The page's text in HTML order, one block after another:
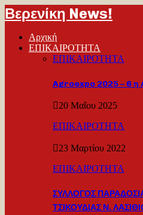
Βερενίκη News!
Αρχική
ΕΠΙΚΑΙΡΟΤΗΤΑ
ΕΠΙΚΑΙΡΟΤΗΤΑ
Agroexpo 2025 – 6 η
20 Μαΐου 2025
ΕΠΙΚΑΙΡΟΤΗΤΑ
23 Μαρτίου 2022
ΕΠΙΚΑΙΡΟΤΗΤΑ
ΣΥΛΛΟΓΟΣ
ΤΣΙΚΟΥΔΙΑΣ Ν.